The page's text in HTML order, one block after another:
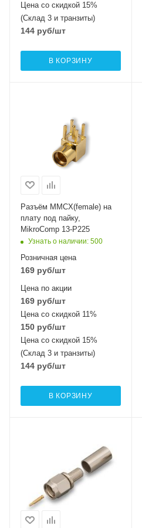
Цена со скидкой 15%
(Склад 3 и транзиты)
144 руб/шт
В КОРЗИНУ
Разъём MMCX(female) на
плату под пайку,
MikroComp 13-P225
Узнать о наличии: 500
Розничная цена
169 руб/шт
Цена по акции
169 руб/шт
Цена со скидкой 11%
150 руб/шт
Цена со скидкой 15%
(Склад 3 и транзиты)
144 руб/шт
В КОРЗИНУ